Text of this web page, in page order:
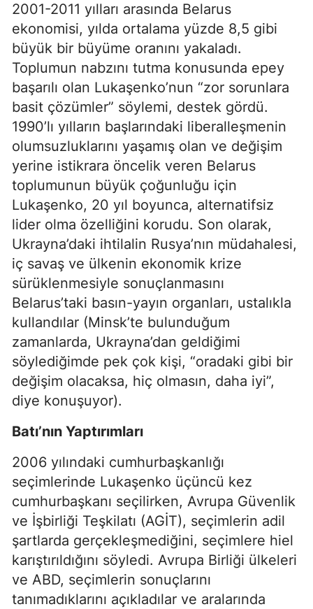
2001-2011 yılları arasında Belarus
ekonomisi, yılda ortalama yüzde 8,5 gibi
büyük bir büyüme oranını yakaladı.
Toplumun nabzını tutma konusunda epey
başarılı olan Lukaşenko’nun “zor sorunlara
basit çözümler” söylemi, destek gördü.
1990’lı yılların başlarındaki liberalleşmenin
olumsuzluklarını yaşamış olan ve değişim
yerine istikrara öncelik veren Belarus
toplumunun büyük çoğunluğu için
Lukaşenko, 20 yıl boyunca, alternatifsiz
lider olma özelliğini korudu. Son olarak,
Ukrayna’daki ihtilalin Rusya’nın müdahalesi,
iç savaş ve ülkenin ekonomik krize
sürüklenmesiyle sonuçlanmasını
Belarus’taki basın-yayın organları, ustalıkla
kullandılar (Minsk’te bulunduğum
zamanlarda, Ukrayna’dan geldiğimi
söylediğimde pek çok kişi, “oradaki gibi bir
değişim olacaksa, hiç olmasın, daha iyi”,
diye konuşuyor).
Batı’nın Yaptırımları
2006 yılındaki cumhurbaşkanlığı
seçimlerinde Lukaşenko üçüncü kez
cumhurbaşkanı seçilirken, Avrupa Güvenlik
ve İşbirliği Teşkilatı (AGİT), seçimlerin adil
şartlarda gerçekleşmediğini, seçimlere hiel
karıştırıldığını söyledi. Avrupa Birliği ülkeleri
ve ABD, seçimlerin sonuçlarını
tanımadıklarını açıkladılar ve aralarında